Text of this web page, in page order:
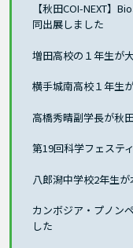
【秋田COI-NEXT】
同出展しました
増田高校の１年生が
横手城南高校１年生
高橋秀晴副学長が秋
第19回科学フェステ
八郎潟中学校2年生
カンボジア・プノン
した